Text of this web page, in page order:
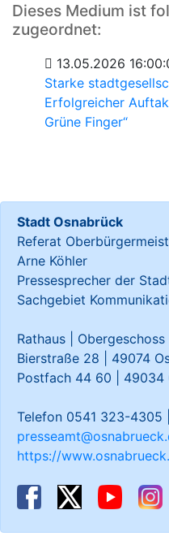
Dieses Medium ist
zugeordnet:
13.05.2026
Starke
Erfolgreicher
Grüne Finger“
Stadt Osnabrück
Referat
Arne Köhler
Pressesprecher der
Sachgebiet
Rathaus | Obergeschoss
Bierstraße 28 | 49074
Postfach 44 60 | 49034
Telefon 0541 323-4305
https://